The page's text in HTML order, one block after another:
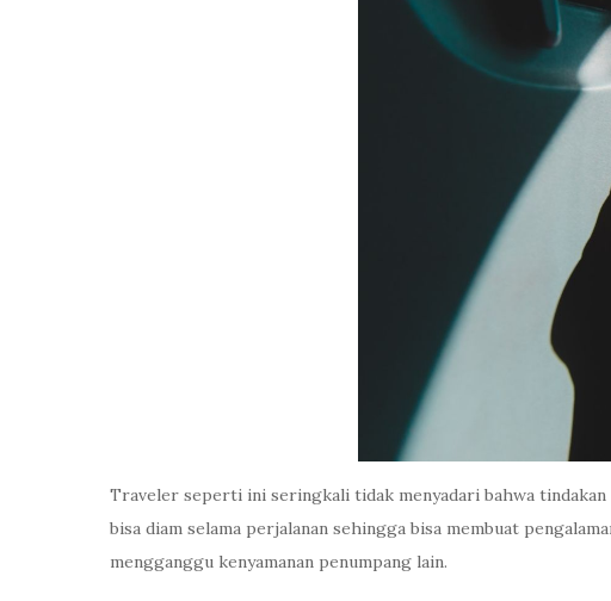
Traveler seperti ini seringkali tidak menyadari bahwa tindakan
bisa diam selama perjalanan sehingga bisa membuat
mengganggu kenyamanan penumpang lain.